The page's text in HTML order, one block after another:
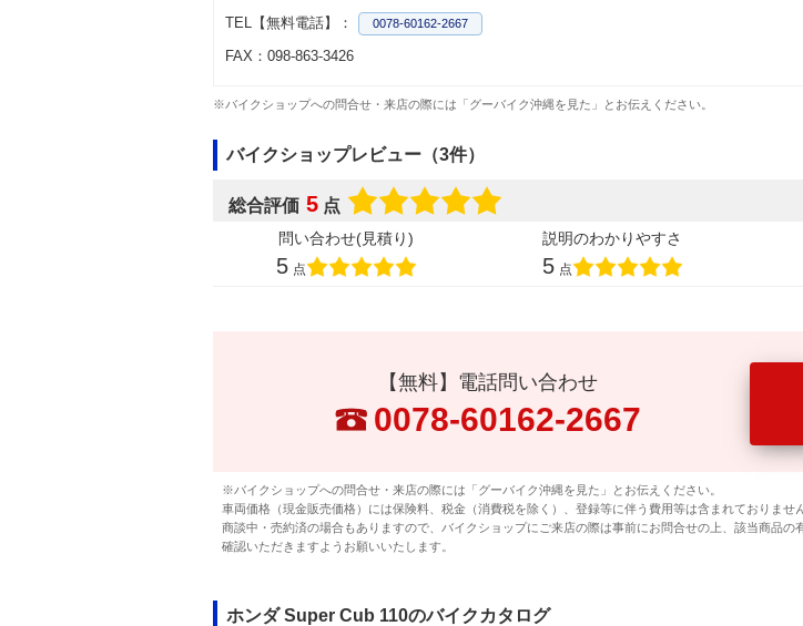
TEL【無料電話】： 0078-60162-2667
FAX：098-863-3426
※バイクショップへの問合せ・来店の際には「グーバイク沖縄を見た」とお伝えください。
バイクショップレビュー（3件）
総合評価 5 点
問い合わせ(見積り)
5 点
説明のわかりやすさ
5 点
【無料】電話問い合わせ
0078-60162-2667
※バイクショップへの問合せ・来店の際には「グーバイク沖縄を見た」とお伝えください。
車両価格（現金販売価格）には保険料、税金（消費税を除く）、登録等に伴う費用等は含まれておりま
商談中・売約済の場合もありますので、バイクショップにご来店の際は事前にお問合せの上、該当商品
確認いただきますようお願いいたします。
ホンダ Super Cub 110のバイクカタログ